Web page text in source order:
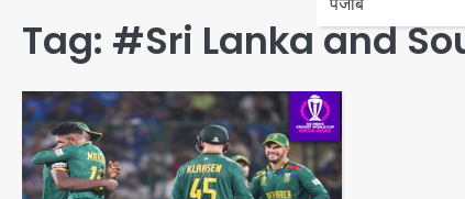
Tag: #Sri Lanka and